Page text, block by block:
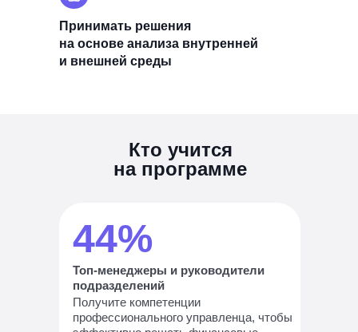
Принимать решения
на основе анализа внутренней
и внешней среды
44%
Топ-менеджеры и руководители
подразделений
Получите компетенции
профессионального управленца, чтобы
Кто учится
на программе